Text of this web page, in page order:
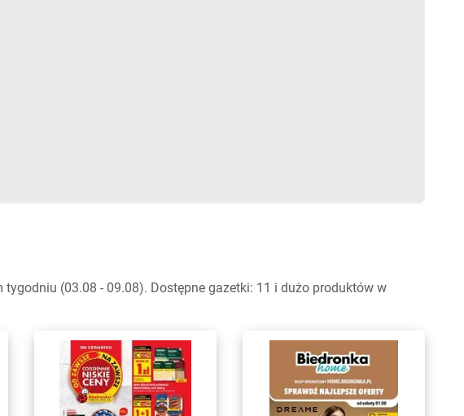
(03.08 - 09.08). Dostępne gazetki: 11 i dużo produktów w